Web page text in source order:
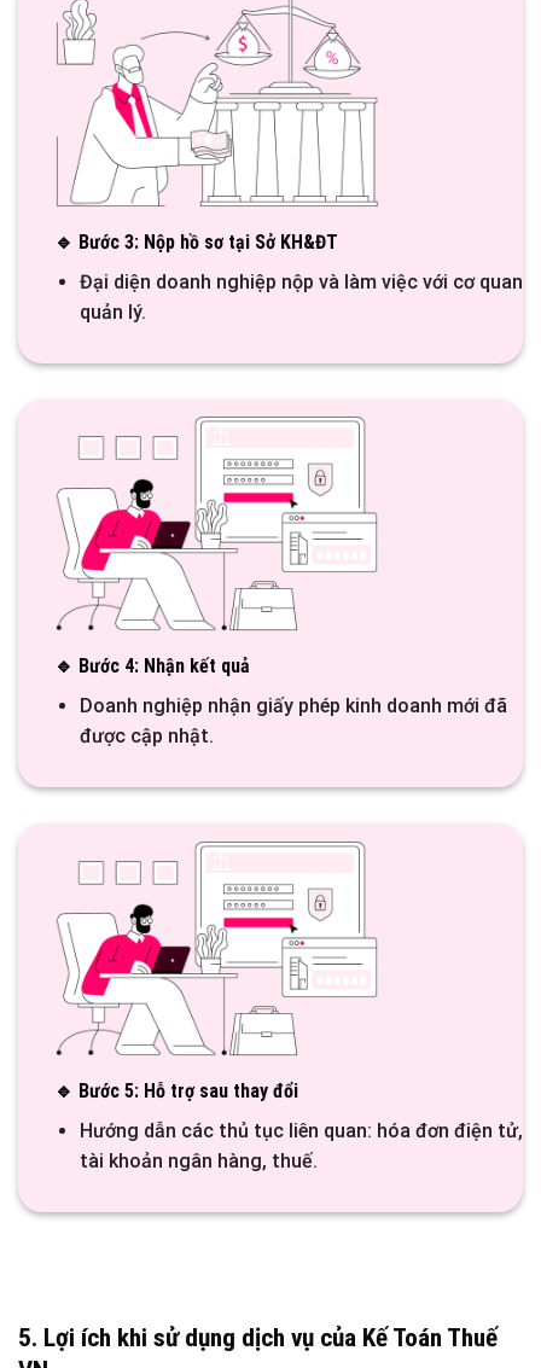
🔹 Bước 3: Nộp hồ sơ tại Sở KH&ĐT
Đại diện doanh nghiệp nộp và làm việc với cơ quan
quản lý.
🔹 Bước 4: Nhận kết quả
Doanh nghiệp nhận giấy phép kinh doanh mới đã
được cập nhật.
🔹 Bước 5: Hỗ trợ sau thay đổi
Hướng dẫn các thủ tục liên quan: hóa đơn điện tử,
tài khoản ngân hàng, thuế.
5. Lợi ích khi sử dụng dịch vụ của Kế Toán Thuế